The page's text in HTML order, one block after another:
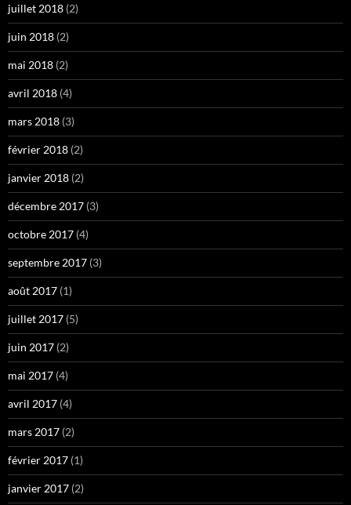
juillet 2018 (2)
juin 2018 (2)
mai 2018 (2)
avril 2018 (4)
mars 2018 (3)
février 2018 (2)
janvier 2018 (2)
décembre 2017 (3)
octobre 2017 (4)
septembre 2017 (3)
août 2017 (1)
juillet 2017 (5)
juin 2017 (2)
mai 2017 (4)
avril 2017 (4)
mars 2017 (2)
février 2017 (1)
janvier 2017 (2)